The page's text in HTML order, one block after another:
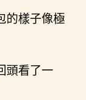
的樣子像極
頭看了一